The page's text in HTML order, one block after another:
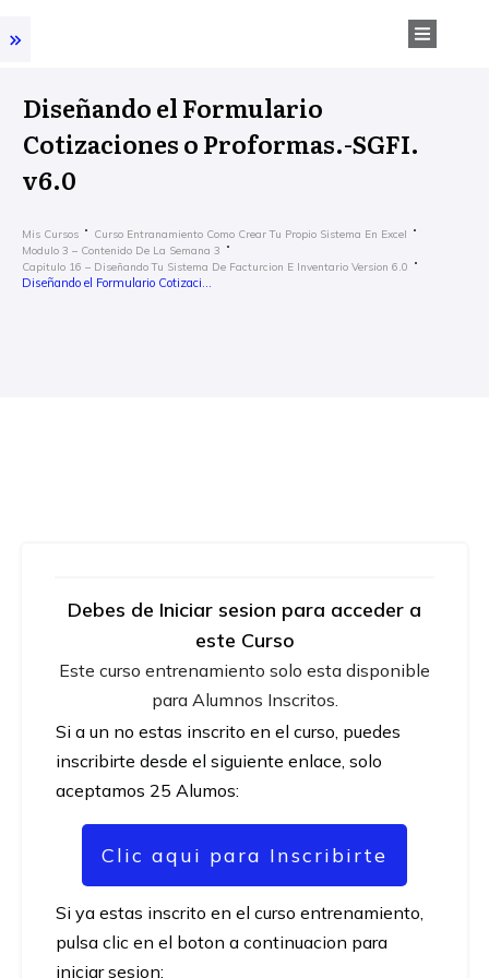
Diseñando el Formulario
Cotizaciones o Proformas.-SGFI.
v6.0
Mis Cursos
Curso Entranamiento Como Crear Tu Propio Sistema En Excel
Modulo 3 – Contenido De La Semana 3
Capitulo 16 – Diseñando Tu Sistema De Facturcion E Inventario Version 6.0
Debes de Iniciar sesion para acceder a
este Curso
Este curso entrenamiento solo esta disponible
para Alumnos Inscritos.
Si a un no estas inscrito en el curso, puedes
inscribirte desde el siguiente enlace, solo
aceptamos 25 Alumos:
Clic aqui para Inscribirte
Si ya estas inscrito en el curso entrenamiento,
pulsa clic en el boton a continuacion para
iniciar sesion: